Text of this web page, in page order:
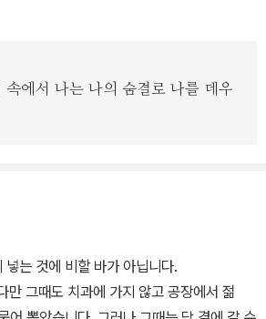
속에서 나는 나의 숨결로 나를 데우
넣는 것에 비할 바가 아닙니다.
만 그때도 치과에 가지 않고 공장에서 젊